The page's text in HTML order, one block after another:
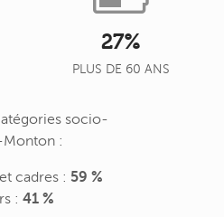
27%
PLUS DE 60 ANS
socio-
Monton :
cadres : 59 %
: 41 %